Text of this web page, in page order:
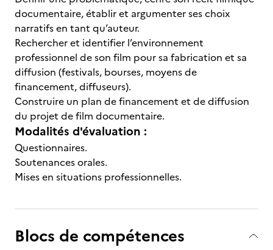
documentaire, établir et argumenter ses choix
narratifs en tant qu’auteur.
Rechercher et identifier l’environnement
professionnel de son film pour sa fabrication et sa
diffusion (festivals, bourses, moyens de
financement, diffuseurs).
Construire un plan de financement et de diffusion
du projet de film documentaire.
Modalités d'évaluation :
Questionnaires.
Soutenances orales.
Mises en situations professionnelles.
Blocs de compétences